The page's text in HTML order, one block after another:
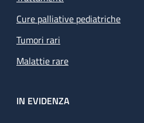
Cure palliative pediatriche
Tumori rari
Malattie rare
IN EVIDENZA